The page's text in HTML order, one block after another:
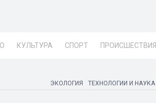
КУЛЬТУРА СПОРТ ПРОИСШЕСТВИЯ
ЭКОЛОГИЯ ТЕХНОЛОГИИ И НАУКА